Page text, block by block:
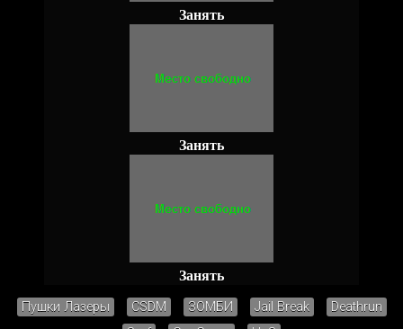
Занять
Занять
Занять
Пушки Лазеры CSDM ЗОМБИ Jail Break
Deathrun